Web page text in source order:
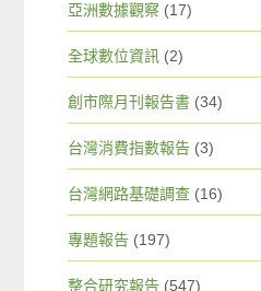
亞洲數據觀察 (17)
全球數位資訊 (2)
創市際月刊報告書 (34)
台灣消費指數報告 (3)
台灣網路基礎調查 (16)
專題報告 (197)
整合研究報告 (547)